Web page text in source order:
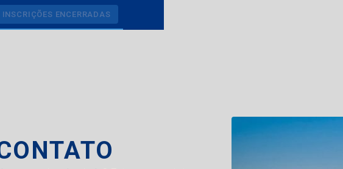
I
I
N
N
S
S
C
C
R
R
I
I
Ç
Ç
Õ
Õ
E
E
S
S
E
E
N
N
C
C
E
E
R
R
R
R
A
A
D
D
A
A
S
S